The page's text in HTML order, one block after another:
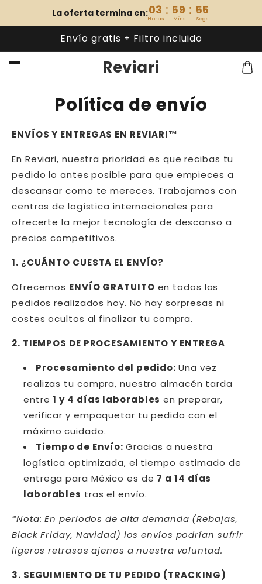
La oferta termina en:03 : 59 : 55
Horas Mins Segs
contenido
Envío gratis + Filtro incluido
Reviari
Política de envío
ENVÍOS Y ENTREGAS EN REVIARI™
En Reviari, nuestra prioridad es que recibas tu
pedido lo antes posible para que empieces a
descansar como te mereces. Trabajamos con
centros de logística internacionales para
ofrecerte la mejor tecnología de descanso a
precios competitivos.
1. ¿CUÁNTO CUESTA EL ENVÍO?
Ofrecemos ENVÍO GRATUITO en todos los
pedidos realizados hoy. No hay sorpresas ni
costes ocultos al finalizar tu compra.
2. TIEMPOS DE PROCESAMIENTO Y ENTREGA
Procesamiento del pedido: Una vez
realizas tu compra, nuestro almacén tarda
entre1 y 4 días laborables en preparar,
verificar y empaquetar tu pedido con el
máximo cuidado.
Tiempo de Envío: Gracias a nuestra
logística optimizada, el tiempo estimado de
entrega para México es de 7 a 14 días
laborables tras el envío.
*Nota: En periodos de alta demanda (Rebajas,
Black Friday, Navidad) los envíos podrían sufrir
ligeros retrasos ajenos a nuestra voluntad.
3. SEGUIMIENTO DE TU PEDIDO (TRACKING)